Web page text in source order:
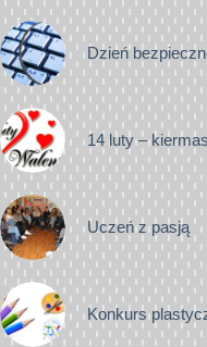
Dzień
14 luty –
Uczeń z pasją
Konkurs